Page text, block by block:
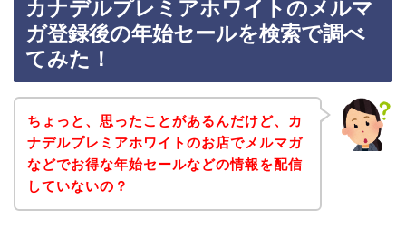
カナデルプレミアホワイトのメルマ
ガ登録後の年始セールを検索で調べ
てみた！
ちょっと、思ったことがあるんだけど、カ
ナデルプレミアホワイトのお店でメルマガ
などでお得な年始セールなどの情報を配信
していないの？